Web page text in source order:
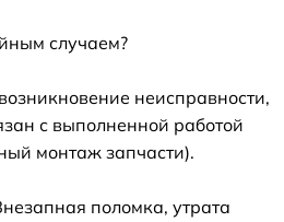
случаем?
неисправности,
с выполненной работой
монтаж запчасти).
поломка, утрата